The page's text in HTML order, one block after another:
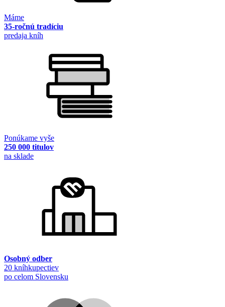
Máme
35-ročnú tradíciu
predaja kníh
Ponúkame vyše
250 000 titulov
na sklade
Osobný odber
20 kníhkupectiev
po celom Slovensku